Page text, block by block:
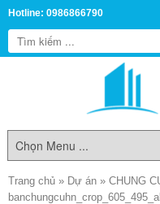
Hotline: 0986866790
Trang chủ » Dự án » CHUNG